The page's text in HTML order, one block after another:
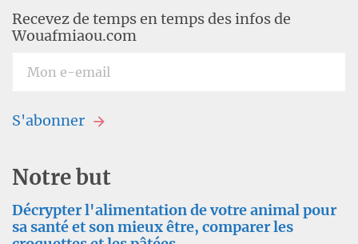
Recevez de temps en temps des infos de
Wouafmiaou.com
S'abonner
Notre but
Décrypter l'alimentation de votre animal pour
sa santé et son mieux être, comparer les